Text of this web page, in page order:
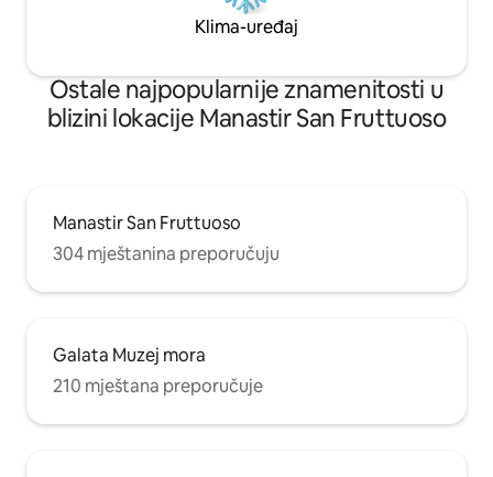
Klima-uređaj
Ostale najpopularnije znamenitosti u
blizini lokacije Manastir San Fruttuoso
Manastir San Fruttuoso
304 mještanina preporučuju
Galata Muzej mora
210 mještana preporučuje